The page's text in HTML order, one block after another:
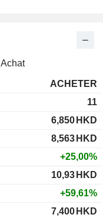
Achat
ACHETER
11
6,850 HKD
8,563 HKD
+25,00%
10,93 HKD
+59,61%
7,400 HKD